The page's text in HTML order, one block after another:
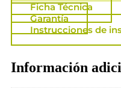
Ficha Técnica
Garantía
Instrucciones de
Información